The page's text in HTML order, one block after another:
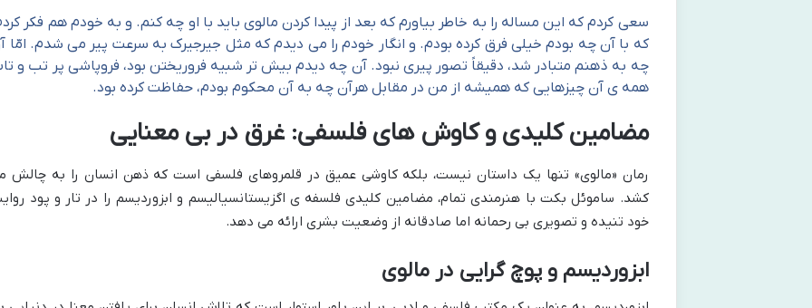
سعی کردم که این مساله را به خاطر بیاورم که بعد از پیدا کردن مالوی باید با او چه کنم. و به خودم هم فکر
که با آن چه بودم خیلی فرق کرده بودم. و انگار خودم را می دیدم که مثل جیرجیرک به سرعت پیر می شدم. امّا
چه به ذهنم متبادر شد، دقیقاً تصور پیری نبود. آن چه دیدم بیش تر شبیه فروریختن بود، فروپاشی پر تب و
همه ی آن چیزهایی که همیشه از من در مقابل هرآن چه به آن محکوم بودم، حفاظت کرده بود.
مضامین کلیدی و کاوش های فلسفی: غرق در بی معنایی
رمان «مالوی» تنها یک داستان نیست، بلکه کاوشی عمیق در قلمروهای فلسفی است که ذهن انسان را به چالش
کشد. ساموئل بکت با هنرمندی تمام، مضامین کلیدی فلسفه ی اگزیستانسیالیسم و ابزوردیسم را در تار و پود
خود تنیده و تصویری بی رحمانه اما صادقانه از وضعیت بشری ارائه می دهد.
ابزوردیسم و پوچ گرایی در مالوی